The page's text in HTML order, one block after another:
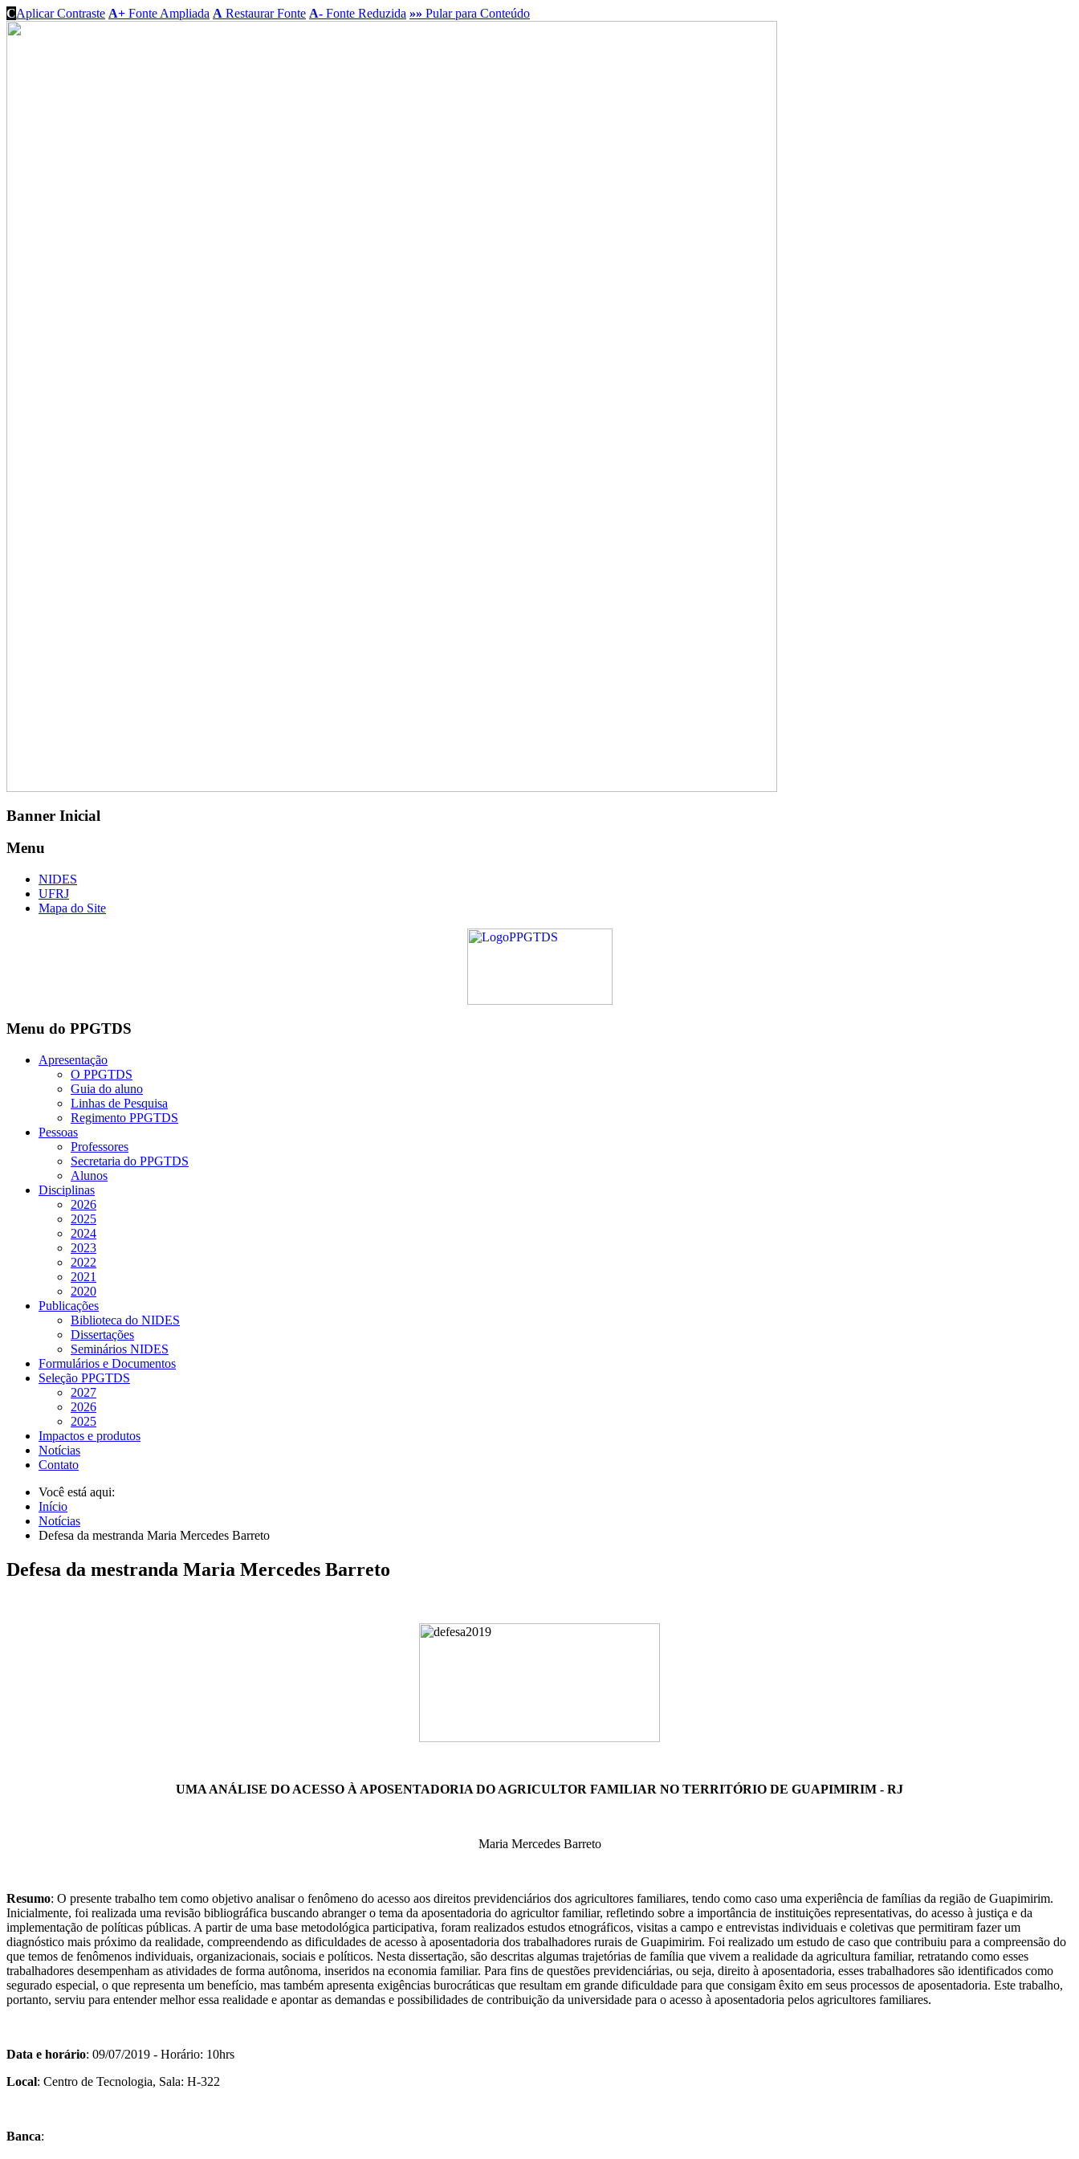
CAplicar Contraste A+ Fonte Ampliada A Restaurar Fonte A- Fonte Reduzida »» Pular para Conteúdo
Banner Inicial
Menu
NIDES
UFRJ
Mapa do Site
Menu do PPGTDS
Apresentação
O PPGTDS
Guia do aluno
Linhas de Pesquisa
Regimento PPGTDS
Pessoas
Professores
Secretaria do PPGTDS
Alunos
Disciplinas
2026
2025
2024
2023
2022
2021
2020
Publicações
Biblioteca do NIDES
Dissertações
Seminários NIDES
Formulários e Documentos
Seleção PPGTDS
2027
2026
2025
Impactos e produtos
Notícias
Contato
Você está aqui:
Início
Notícias
Defesa da mestranda Maria Mercedes Barreto
Defesa da mestranda Maria Mercedes Barreto
UMA ANÁLISE DO ACESSO À APOSENTADORIA DO AGRICULTOR FAMILIAR NO TERRITÓRIO DE GUAPIMIRIM - RJ
Maria Mercedes Barreto
Resumo: O presente trabalho tem como objetivo analisar o fenômeno do acesso aos direitos previdenciários dos agricultores familiares, tendo como caso uma experiência de famílias da região de Guapimirim.
Inicialmente, foi realizada uma revisão bibliográfica buscando abranger o tema da aposentadoria do agricultor familiar, refletindo sobre a importância de instituições representativas, do acesso à justiça e da
implementação de políticas públicas. A partir de uma base metodológica participativa, foram realizados estudos etnográficos, visitas a campo e entrevistas individuais e coletivas que permitiram fazer um
diagnóstico mais próximo da realidade, compreendendo as dificuldades de acesso à aposentadoria dos trabalhadores rurais de Guapimirim. Foi realizado um estudo de caso que contribuiu para a compreensão do
que temos de fenômenos individuais, organizacionais, sociais e políticos. Nesta dissertação, são descritas algumas trajetórias de família que vivem a realidade da agricultura familiar, retratando como esses
trabalhadores desempenham as atividades de forma autônoma, inseridos na economia familiar. Para fins de questões previdenciárias, ou seja, direito à aposentadoria, esses trabalhadores são identificados como
segurado especial, o que representa um benefício, mas também apresenta exigências burocráticas que resultam em grande dificuldade para que consigam êxito em seus processos de aposentadoria. Este trabalho,
portanto, serviu para entender melhor essa realidade e apontar as demandas e possibilidades de contribuição da universidade para o acesso à aposentadoria pelos agricultores familiares.
Data e horário: 09/07/2019 - Horário: 10hrs
Local: Centro de Tecnologia, Sala: H-322
Banca: